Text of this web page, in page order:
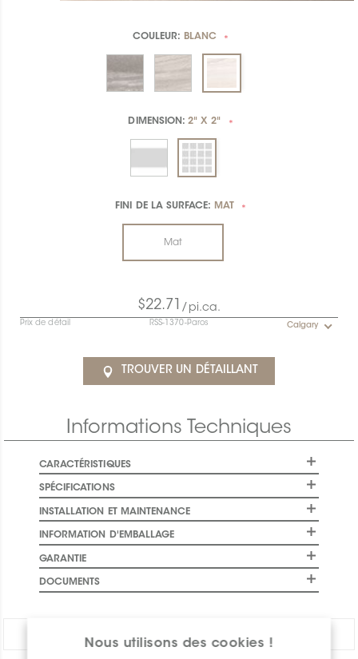
Nous utilisons des cookies !
COULEUR: BLANC *
DIMENSION:2" X 2" *
FINI DE LA SURFACE: MAT *
Mat
$22.71 /pi.ca.
Prix de détail RSS-1370-Paros Calgary
TROUVER UN DÉTAILLANT
Informations Techniques
CARACTÉRISTIQUES
SPÉCIFICATIONS
INSTALLATION ET MAINTENANCE
INFORMATION D'EMBALLAGE
GARANTIE
DOCUMENTS